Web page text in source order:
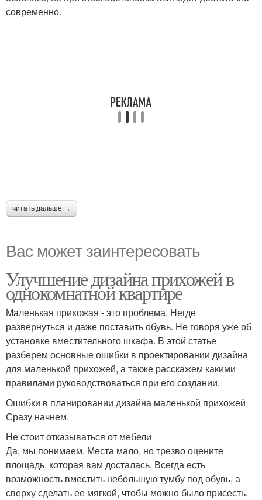
современно.
читать дальше →
Вас может заинтересовать
Улучшение дизайна прихожей в
однокомнатной квартире
Маленькая прихожая - это проблема. Негде
развернуться и даже поставить обувь. Не говоря уже об
установке вместительного шкафа. В этой статье
разберем основные ошибки в проектировании дизайна
для маленькой прихожей, а также расскажем какими
правилами руководствоваться при его создании.
Ошибки в планировании дизайна маленькой прихожей
Сразу начнем.
Не стоит отказываться от мебели
Да, мы понимаем. Места мало, но трезво оцените
площадь, которая вам досталась. Всегда есть
возможность вместить небольшую тумбу под обувь, а
сверху сделать ее мягкой, чтобы можно было присесть.